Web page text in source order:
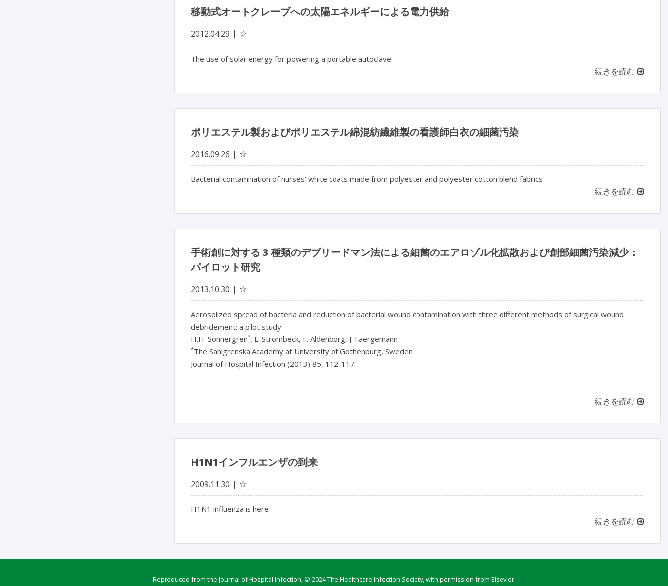
移動式オートクレーブへの太陽エネルギーによる電力供給
2012.04.29 ☆
The use of solar energy for powering a portable autoclave
続きを読む
ポリエステル製およびポリエステル綿混紡繊維製の看護師白衣の細菌汚染
2016.09.26 ☆
Bacterial contamination of nurses’ white coats made from polyester and polyester cotton blend fabrics
続きを読む
手術創に対する 3 種類のデブリードマン法による細菌のエアロゾル化拡散および創部細菌汚染減少：
パイロット研究
2013.10.30 ☆
Aerosolized spread of bacteria and reduction of bacterial wound contamination with three different methods of surgical wound
debridement: a pilot study
H.H. Sönnergren*, L. Strömbeck, F. Aldenborg, J. Faergemann
*The Sahlgrenska Academy at University of Gothenburg, Sweden
Journal of Hospital Infection (2013) 85, 112-117
続きを読む
H1N1インフルエンザの到来
2009.11.30 ☆
H1N1 influenza is here
続きを読む
Reproduced from the Journal of Hospital Infection, © 2024 The Healthcare Infection Society, with permission from Elsevier.